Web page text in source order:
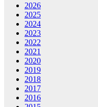
2026
2025
2024
2023
2022
2021
2020
2019
2018
2017
2016